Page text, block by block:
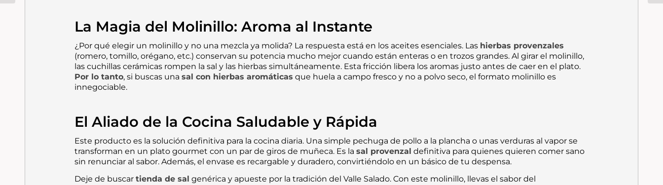
La Magia del Molinillo: Aroma al Instante
¿Por qué elegir un molinillo y no una mezcla ya molida? La respuesta está en los aceites esenciales. Las hierbas provenzales
(romero, tomillo, orégano, etc.) conservan su potencia mucho mejor cuando están enteras o en trozos grandes. Al girar el molinillo,
las cuchillas cerámicas rompen la sal y las hierbas simultáneamente. Esta fricción libera los aromas justo antes de caer en el plato.
Por lo tanto, si buscas una sal con hierbas aromáticas que huela a campo fresco y no a polvo seco, el formato molinillo es
innegociable.
El Aliado de la Cocina Saludable y Rápida
Este producto es la solución definitiva para la cocina diaria. Una simple pechuga de pollo a la plancha o unas verduras al vapor se
transforman en un plato gourmet con un par de giros de muñeca. Es la sal provenzal definitiva para quienes quieren comer sano
sin renunciar al sabor. Además, el envase es recargable y duradero, convirtiéndolo en un básico de tu despensa.
Deje de buscar tienda de sal genérica y apueste por la tradición del Valle Salado. Con este molinillo, llevas el sabor del